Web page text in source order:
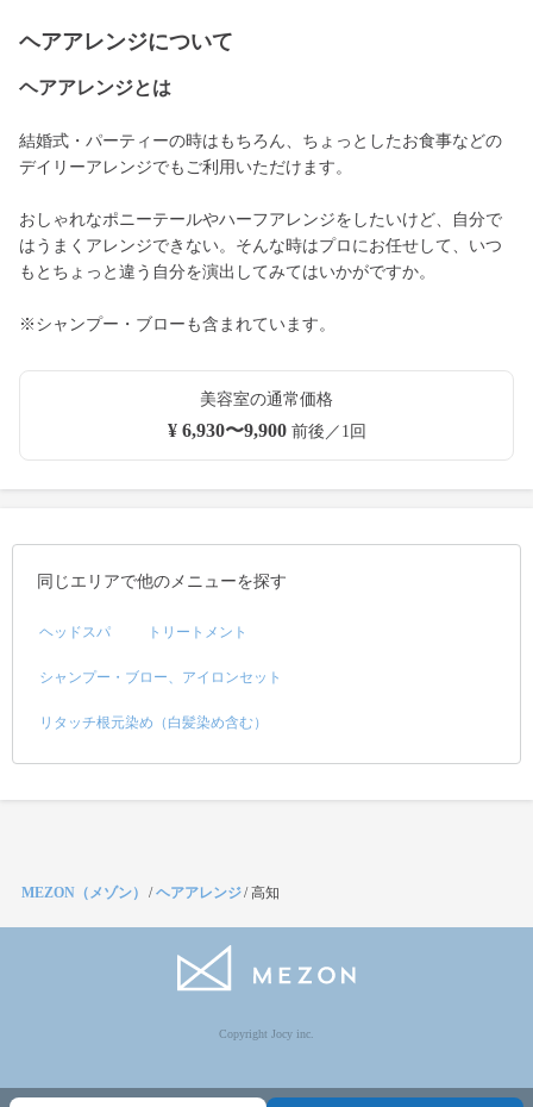
ヘアアレンジについて
ヘアアレンジとは
結婚式・パーティーの時はもちろん、ちょっとしたお食事などの
デイリーアレンジでもご利用いただけます。
おしゃれなポニーテールやハーフアレンジをしたいけど、自分で
はうまくアレンジできない。そんな時はプロにお任せして、いつ
もとちょっと違う自分を演出してみてはいかがですか。
※シャンプー・ブローも含まれています。
美容室の通常価格
¥ 6,930〜9,900前後／1回
同じエリアで他のメニューを探す
ヘッドスパ トリートメント
シャンプー・ブロー、アイロンセット
リタッチ根元染め（白髪染め含む）
MEZON（メゾン） /ヘアアレンジ/高知
Copyright Jocy inc.